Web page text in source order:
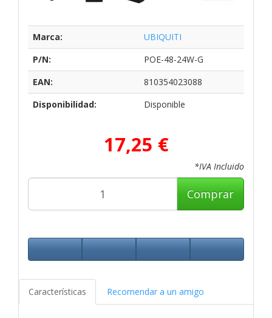
Marca:
UBIQUITI
P/N:
POE-48-24W-G
EAN:
810354023088
Disponibilidad:
Disponible
17,25 €
*IVA Incluido
Comprar
Características Recomendar a un amigo